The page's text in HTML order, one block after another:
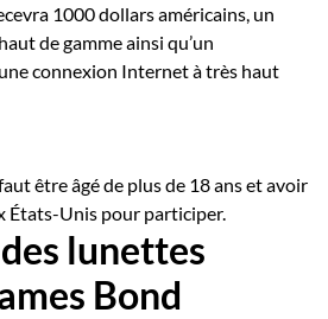
1000 dollars américains, un
de gamme ainsi qu’un
connexion Internet à très haut
être âgé de plus de 18 ans et avoir
États-Unis pour participer.
lunettes
Bond